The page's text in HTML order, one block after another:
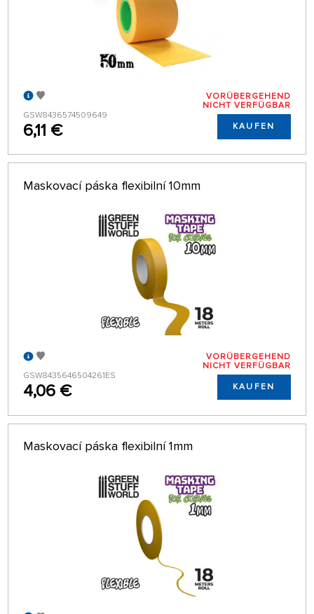
GSW8436574509649
6,11 €
VORÜBERGEHEND
NICHT VERFÜGBAR
KAUFEN
Maskovací páska flexibilní 10mm
GSW8435646504261ES
4,06 €
VORÜBERGEHEND
NICHT VERFÜGBAR
KAUFEN
Maskovací páska flexibilní 1mm